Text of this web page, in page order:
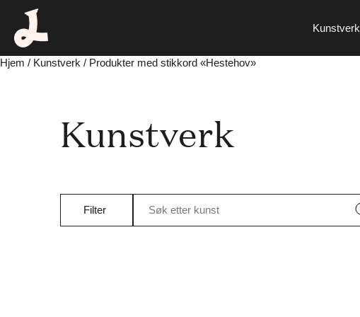
Kunstverk
Hjem / Kunstverk / Produkter med stikkord «Hestehov»
Kunstverk
Filter Søk etter kunst